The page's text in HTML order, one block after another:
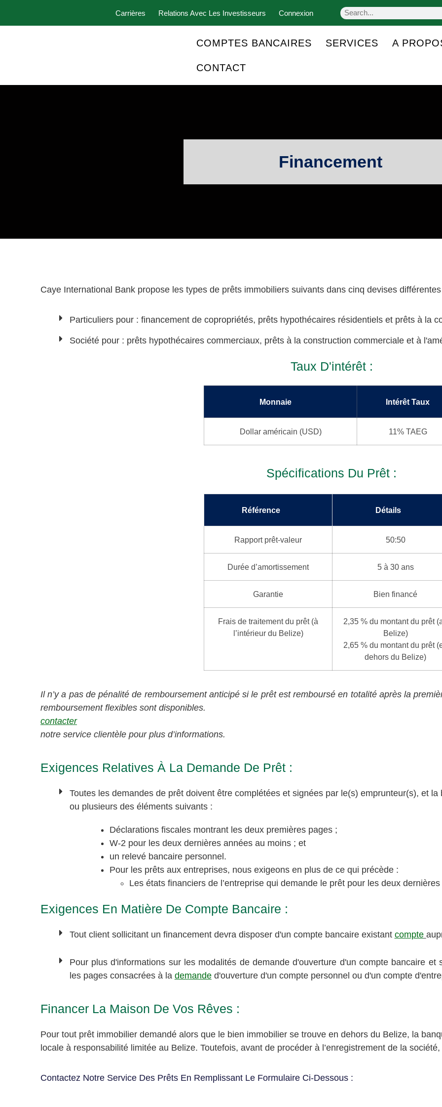
Carrières Relations Avec Les Investisseurs Connexion
COMPTES BANCAIRES SERVICES A
CONTACT
Financement
Caye International Bank propose les types de prêts immobiliers suivants dans cinq devises
Particuliers pour : financement de copropriétés, prêts hypothécaires résidentiels et prêts à la
Société pour : prêts hypothécaires commerciaux, prêts à la construction commerciale et à
Taux D'intérêt :
Monnaie Intérêt Taux
Dollar américain (USD) 11% TAEG
Spécifications Du Prêt :
Référence Détails
Rapport prêt-valeur 50:50
Durée d’amortissement 5 à 30 ans
Garantie Bien financé
Frais de traitement du prêt (à
l’intérieur du Belize)
2,35 % du montant du prêt
Belize)
2,65 % du montant du prêt
dehors du Belize)
Il n’y a pas de pénalité de remboursement anticipé si le prêt est remboursé en totalité après la
remboursement flexibles sont disponibles.
contacter
notre service clientèle pour plus d’informations.
Exigences Relatives À La Demande De Prêt :
Toutes les demandes de prêt doivent être complétées et signées par le(s) emprunteur(s), et
ou plusieurs des éléments suivants :
Déclarations fiscales montrant les deux premières pages ;
W-2 pour les deux dernières années au moins ; et
un relevé bancaire personnel.
Pour les prêts aux entreprises, nous exigeons en plus de ce qui précède :
Les états financiers de l’entreprise qui demande le prêt pour les deux
Exigences En Matière De Compte Bancaire :
Tout client sollicitant un financement devra disposer d'un compte bancaire existant compte
Pour plus d'informations sur les modalités de demande d'ouverture d'un compte bancaire
les pages consacrées à la demanded'ouverture d'un compte personnel ou d'un compte
Financer La Maison De Vos Rêves :
Pour tout prêt immobilier demandé alors que le bien immobilier se trouve en dehors du Belize, la
locale à responsabilité limitée au Belize. Toutefois, avant de procéder à l’enregistrement de la
Contactez Notre Service Des Prêts En Remplissant Le Formulaire Ci-Dessous :